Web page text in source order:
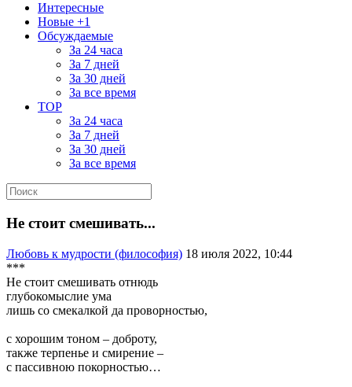
Интересные
Новые +1
Обсуждаемые
За 24 часа
За 7 дней
За 30 дней
За все время
TOP
За 24 часа
За 7 дней
За 30 дней
За все время
Не стоит смешивать...
Любовь к мудрости (философия) 18 июля 2022, 10:44
***
Не стоит смешивать отнюдь
глубокомыслие ума
лишь со смекалкой да проворностью,
с хорошим тоном – доброту,
также терпенье и смирение –
с пассивною покорностью…